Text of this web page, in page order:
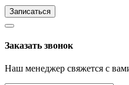
Записаться
Заказать звонок
Наш менеджер свяжется с